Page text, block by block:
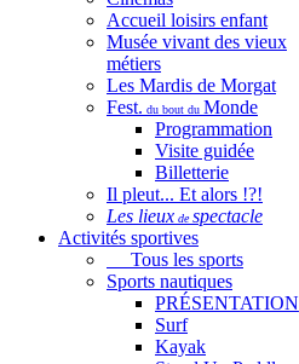
Accueil loisirs enfant
Musée vivant des vieux
métiers
Les Mardis de Morgat
Fest. du bout du Monde
Programmation
Visite guidée
Billetterie
Il pleut... Et alors !?!
Les lieux despectacle
Activités sportives
Tous les sports
Sports nautiques
PRÉSENTATION
Surf
Kayak